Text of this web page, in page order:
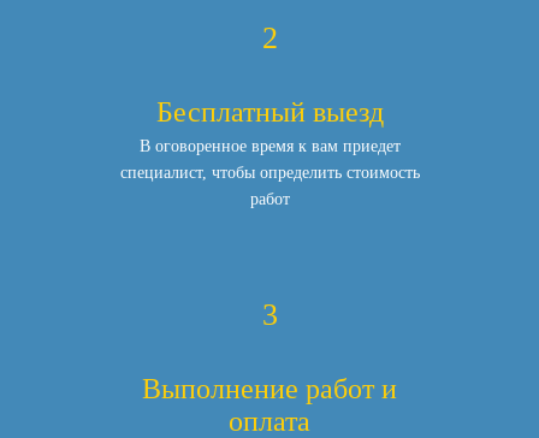
2
Бесплатный выезд
В оговоренное время к вам приедет
специалист, чтобы определить стоимость
работ
3
Выполнение работ и
оплата